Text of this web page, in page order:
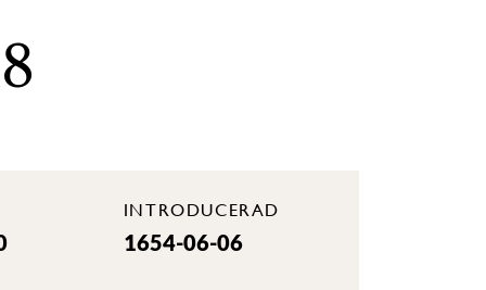
INTRODUCERAD
1654-06-06